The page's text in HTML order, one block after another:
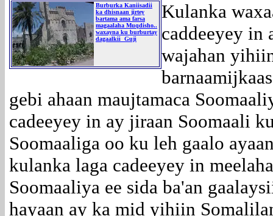
Burburka Kaniisadii
ka dhisnaan jirtey
bartama ama farsa
magaalaha Muqdisho..
waxayna ku burburtay
dagaalkii Guji
Kulanka
caddeeyey in
wajahan
gebi ahaan maujtamaca
cadeeyey in ay jiraan Soomaali
Soomaaliga oo ku leh gaalo
kulanka laga cadeeyey in
Soomaaliya ee sida ba'an
hayaan ay ka mid yihiin